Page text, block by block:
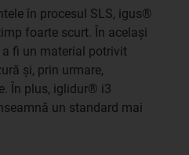
în procesul SLS, igus®
foarte scurt. În același
fi un material potrivit
și, prin urmare,
În plus, iglidur® i3
un standard mai